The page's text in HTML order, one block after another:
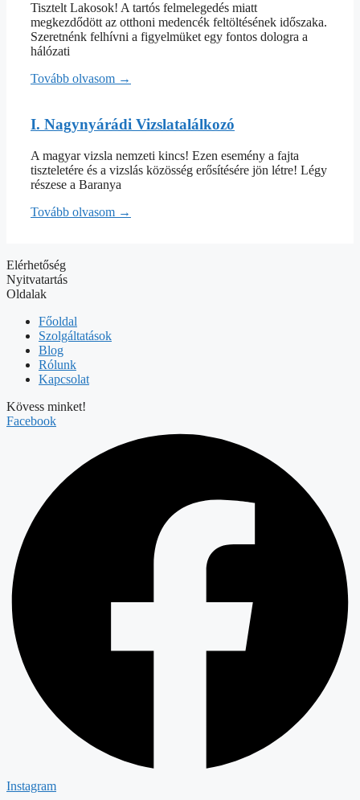
Tisztelt Lakosok! A tartós felmelegedés miatt
megkezdődött az otthoni medencék feltöltésének időszaka.
Szeretnénk felhívni a figyelmüket egy fontos dologra a
hálózati
Tovább olvasom →
I. Nagynyárádi Vizslatalálkozó
A magyar vizsla nemzeti kincs! Ezen esemény a fajta
tiszteletére és a vizslás közösség erősítésére jön létre! Légy
részese a Baranya
Tovább olvasom →
Elérhetőség
Nyitvatartás
Oldalak
Főoldal
Szolgáltatások
Blog
Rólunk
Kapcsolat
Kövess minket!
Facebook
Instagram